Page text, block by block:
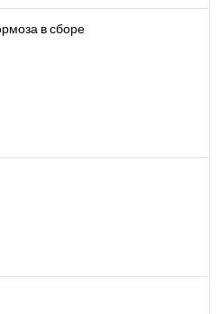
в сборе